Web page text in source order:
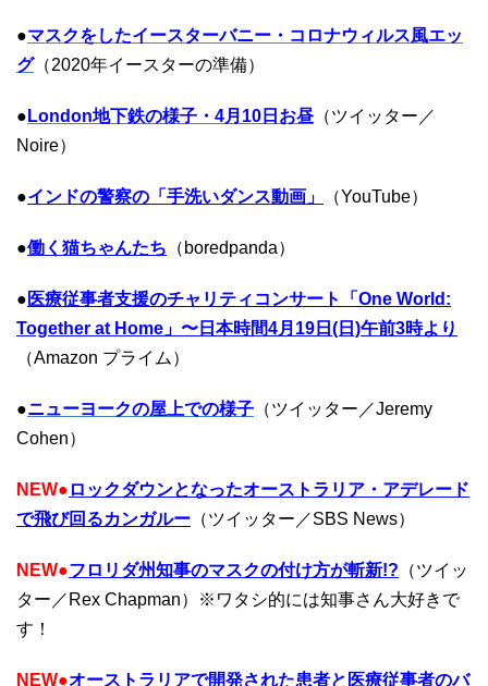
●マスクをしたイースターバニー・コロナウィルス風エッ
グ（2020年イースターの準備）
● London地下鉄の様子・4月10日お昼 （ツイッター／
Noire）
●インドの警察の「手洗いダンス動画」 （YouTube）
●働く猫ちゃんたち （boredpanda）
● 医療従事者支援のチャリティコンサート「One World:
Together at Home」〜日本時間4月19日(日)午前3時より
（Amazon プライム）
●ニューヨークの屋上での様子 （ツイッター／Jeremy
Cohen）
NEW● ロックダウンとなったオーストラリア・アデレード
で飛び回るカンガルー （ツイッター／SBS News）
NEW●フロリダ州知事のマスクの付け方が斬新!? （ツイッ
ター／Rex Chapman）※ワタシ的には知事さん大好きで
す！
NEW●オーストラリアで開発された患者と医療従事者のバ